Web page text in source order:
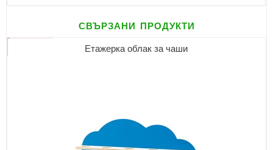
свързани продукти
Етажерка облак за чаши